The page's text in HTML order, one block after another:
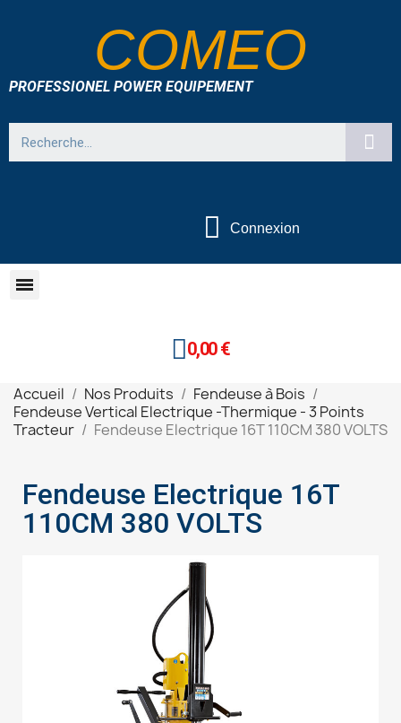
COMEO
PROFESSIONEL POWER EQUIPEMENT
Connexion
0,00 €
Accueil Nos Produits
Fendeuse à Bois
Fendeuse Vertical Electrique -Thermique - 3 Points
Tracteur
Fendeuse Electrique 16T 110CM 380 VOLTS
Fendeuse Electrique 16T
110CM 380 VOLTS